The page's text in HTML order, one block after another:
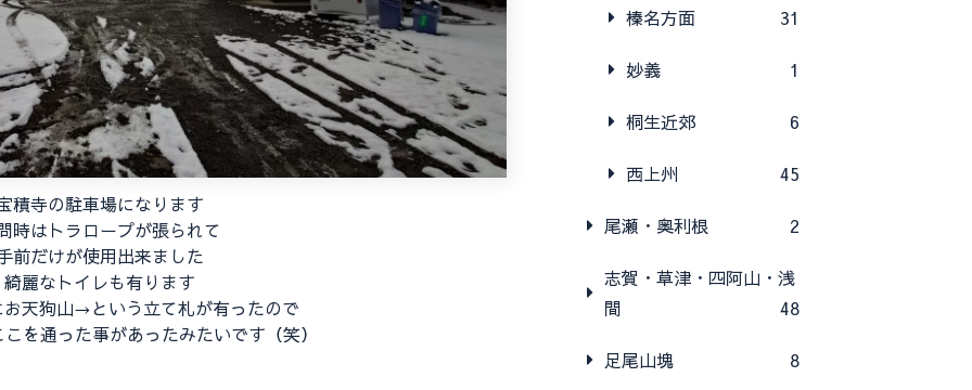
積寺の駐車場になります
時はトラロープが張られて
前だけが使用出来ました
綺麗なトイレも有ります
天狗山→という立て札が有ったので
を通った事があったみたいです（笑）
榛名方面 31
妙義 1
桐生近郊 6
西上州 45
尾瀬・奥利根 2
志賀・草津・四阿山・浅
間
48
足尾山塊 8